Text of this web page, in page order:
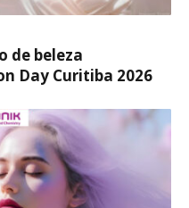
de beleza
Day Curitiba 2026